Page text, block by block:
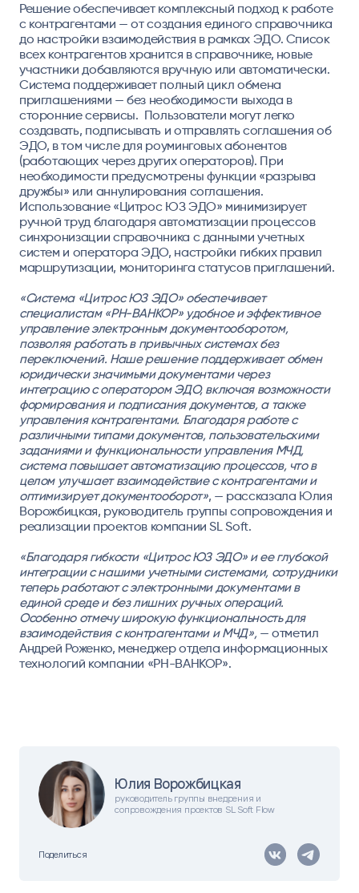
Юлия Ворожбицкая
руководитель группы внедрения и
сопровождения проектов SL Soft Flow
Поделиться
Решение обеспечивает комплексный подход к работе
с контрагентами — от создания единого справочника
до настройки взаимодействия в рамках ЭДО. Список
всех контрагентов хранится в справочнике, новые
участники добавляются вручную или автоматически.
Система поддерживает полный цикл обмена
приглашениями — без необходимости выхода в
сторонние сервисы. Пользователи могут легко
создавать, подписывать и отправлять соглашения об
ЭДО, в том числе для роуминговых абонентов
(работающих через других операторов). При
необходимости предусмотрены функции «разрыва
дружбы» или аннулирования соглашения.
Использование «Цитрос ЮЗ ЭДО» минимизирует
ручной труд благодаря автоматизации процессов
синхронизации справочника с данными учетных
систем и оператора ЭДО, настройки гибких правил
маршрутизации, мониторинга статусов приглашений.
«Система «Цитрос ЮЗ ЭДО» обеспечивает
специалистам «РН-ВАНКОР» удобное и эффективное
управление электронным документооборотом,
позволяя работать в привычных системах без
переключений. Наше решение поддерживает обмен
юридически значимыми документами через
интеграцию с оператором ЭДО, включая возможности
формирования и подписания документов, а также
управления контрагентами. Благодаря работе с
различными типами документов, пользовательскими
заданиями и функциональности управления МЧД,
система повышает автоматизацию процессов, что в
целом улучшает взаимодействие с контрагентами и
оптимизирует документооборот», — рассказала Юлия
Ворожбицкая, руководитель группы сопровождения и
реализации проектов компании SL Soft.
«Благодаря гибкости «Цитрос ЮЗ ЭДО» и ее глубокой
интеграции с нашими учетными системами, сотрудники
теперь работают с электронными документами в
единой среде и без лишних ручных операций.
Особенно отмечу широкую функциональность для
взаимодействия с контрагентами и МЧД»,— отметил
Андрей Роженко, менеджер отдела информационных
технологий компании «РН-ВАНКОР».